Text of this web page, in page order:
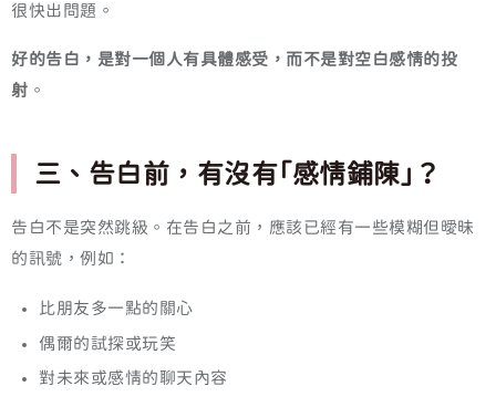
很快出問題。
好的告白，是對一個人有具體感受，而不是對空白感情的投
射 。
三、告白前，有沒有「感情鋪陳」？
告白不是突然跳級。在告白之前，應該已經有一些模糊但曖昧
的訊號，例如：
比朋友多一點的關心
偶爾的試探或玩笑
對未來或感情的聊天內容